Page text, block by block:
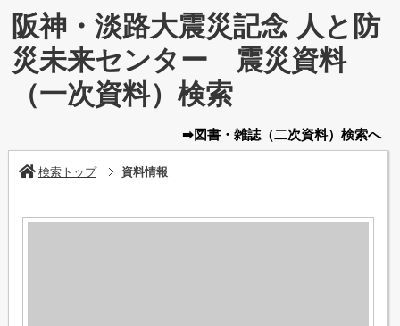
阪神・淡路大震災記念 人と防
災未来センター 震災資料
（一次資料）検索
➡図書・雑誌（二次資料） 検索へ
検索トップ 資料情報